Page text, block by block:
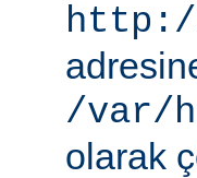
http://
/var/
olarak